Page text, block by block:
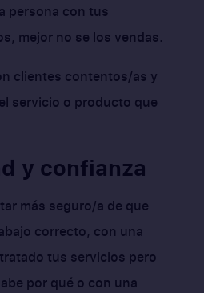
persona con tus
mejor no se los vendas.
clientes contentos/as y
servicio o producto que
y confianza
más seguro/a de que
correcto, con una
tus servicios pero
por qué o con una